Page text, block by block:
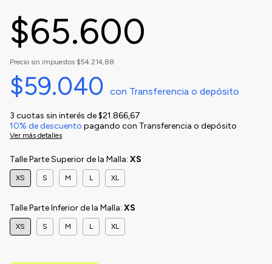
$65.600
Precio sin impuestos $54.214,88
$59.040 con Transferencia o depósito
3 cuotas sin interés de$21.866,67
10% de descuento pagando con Transferencia o depósito
Ver más detalles
Talle Parte Superior de la Malla: XS
XS S M L XL
Talle Parte Inferior de la Malla: XS
XS S M L XL